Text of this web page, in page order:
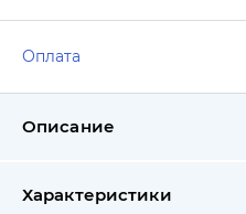
Оплата
Описание
Характеристики